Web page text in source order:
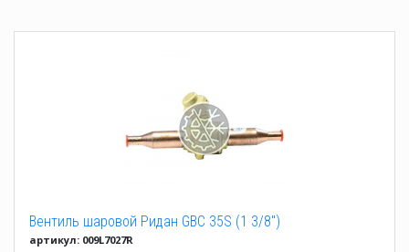
Вентиль шаровой Ридан GBC 35S (1 3/8")
артикул: 009L7027R